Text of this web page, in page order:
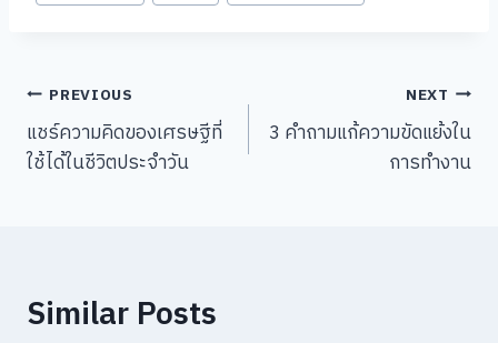
Post
navigation
PREVIOUS
แชร์ความคิดของเศรษฐีที่
ใช้ได้ในชีวิตประจำวัน
NEXT
3 คำถามแก้ความขัดแย้งใน
การทำงาน
Similar Posts